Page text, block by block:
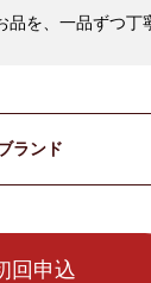
品を、一品ずつ
ランド
回申込